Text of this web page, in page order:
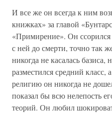
И все же он всегда к ним
книжках» за главой
«Примирение». Он ссорился
с ней до смерти, точно так
никогда не касалась
разместился средний класс,
религию он никогда не
показал бы всю нелепость
теорий. Он любил